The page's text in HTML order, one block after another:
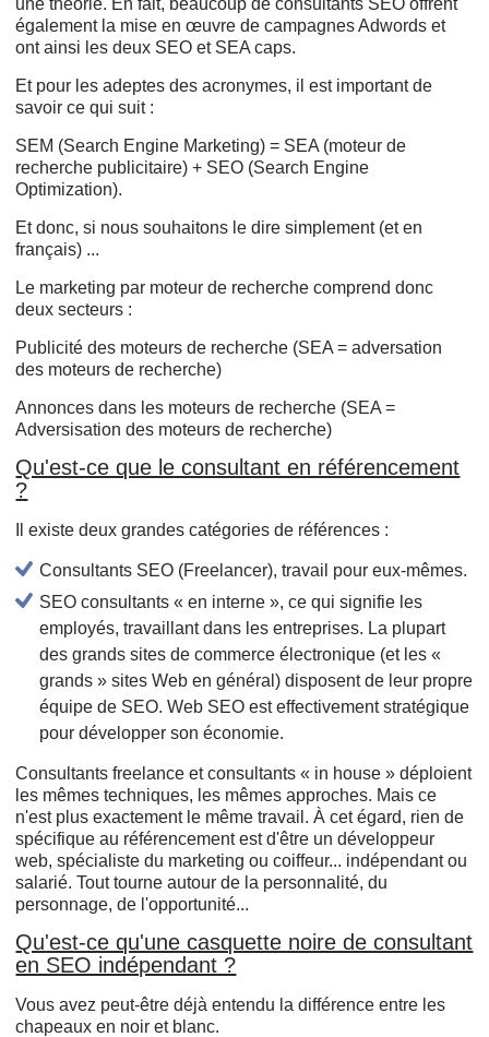
également la mise en œuvre de campagnes Adwords et
ont ainsi les deux SEO et SEA caps.
Et pour les adeptes des acronymes, il est important de
savoir ce qui suit :
SEM (Search Engine Marketing) = SEA (moteur de
recherche publicitaire) + SEO (Search Engine
Optimization).
Et donc, si nous souhaitons le dire simplement (et en
français) ...
Le marketing par moteur de recherche comprend donc
deux secteurs :
Publicité des moteurs de recherche (SEA = adversation
des moteurs de recherche)
Annonces dans les moteurs de recherche (SEA =
Adversisation des moteurs de recherche)
Qu'est-ce que le consultant en référencement
?
Il existe deux grandes catégories de références :
Consultants SEO (Freelancer), travail pour eux-mêmes.
SEO consultants « en interne », ce qui signifie les
employés, travaillant dans les entreprises. La plupart
des grands sites de commerce électronique (et les «
grands » sites Web en général) disposent de leur propre
équipe de SEO. Web SEO est effectivement stratégique
pour développer son économie.
Consultants freelance et consultants « in house » déploient
les mêmes techniques, les mêmes approches. Mais ce
n'est plus exactement le même travail. À cet égard, rien de
spécifique au référencement est d'être un développeur
web, spécialiste du marketing ou coiffeur... indépendant ou
salarié. Tout tourne autour de la personnalité, du
personnage, de l'opportunité...
Qu'est-ce qu'une casquette noire de consultant
en SEO indépendant ?
Vous avez peut-être déjà entendu la différence entre les
chapeaux en noir et blanc.